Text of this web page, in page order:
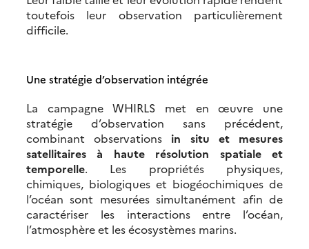
toutefois leur observation particulièrement
difficile.
Une stratégie d’observation intégrée
La campagne WHIRLS met en œuvre une
stratégie d’observation sans précédent,
combinant observations in situ et mesures
satellitaires à haute résolution spatiale et
temporelle. Les propriétés physiques,
chimiques, biologiques et biogéochimiques de
l’océan sont mesurées simultanément afin de
caractériser les interactions entre l’océan,
l’atmosphère et les écosystèmes marins.